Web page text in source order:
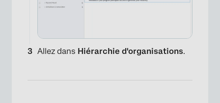
Allez dans Hiérarchie d'organisations.